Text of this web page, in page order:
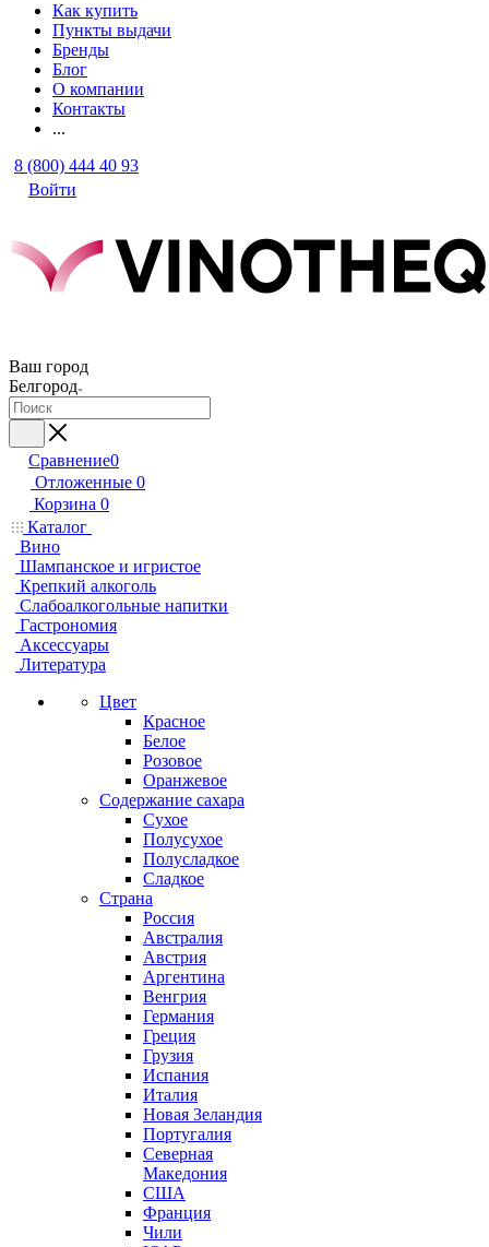
Как купить
Пункты выдачи
Бренды
Блог
О компании
Контакты
...
8 (800) 444 40 93
Войти
Ваш город
Белгород
Сравнение0
Отложенные 0
Корзина 0
Каталог
Вино
Шампанское и игристое
Крепкий алкоголь
Слабоалкогольные напитки
Гастрономия
Аксессуары
Литература
Цвет
Красное
Белое
Розовое
Оранжевое
Содержание сахара
Сухое
Полусухое
Полусладкое
Сладкое
Страна
Россия
Австралия
Австрия
Аргентина
Венгрия
Германия
Греция
Грузия
Испания
Италия
Новая Зеландия
Португалия
Северная
Македония
США
Франция
Чили